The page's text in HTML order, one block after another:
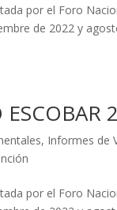
por el Foro
de 2022 y
, Informes de
por el Foro